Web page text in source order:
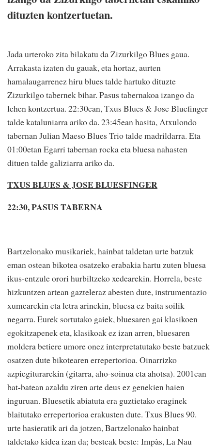
dituzten kontzertuetan.
Jada urteroko zita bilakatu da Zizurkilgo Blues gaua.
Arrakasta izaten du gauak, eta hortaz, aurten
hamalaugarrenez hiru blues talde hartuko dituzte
Zizurkilgo tabernek bihar. Pasus tabernakoa izango da
lehen kontzertua. 22:30ean, Txus Blues & Jose Bluefinger
talde kataluniarra ariko da. 23:45ean hasita, Atxulondo
tabernan Julian Maeso Blues Trio talde madrildarra. Eta
01:00etan Egarri tabernan rocka eta bluesa nahasten
dituen talde galiziarra ariko da.
TXUS BLUES & JOSE BLUESFINGER
22:30, PASUS TABERNA
Bartzelonako musikariek, hainbat taldetan urte batzuk
eman ostean bikotea osatzeko erabakia hartu zuten bluesa
ikus-entzule orori hurbiltzeko xedearekin. Horrela, beste
hizkuntzen artean gazteleraz abesten dute, instrumentazio
xumearekin eta letra arinekin, bluesa ez baita soilik
negarra. Eurek sortutako gaiek, bluesaren gai klasikoen
egokitzapenek eta, klasikoak ez izan arren, bluesaren
moldera betiere umore onez interpretatutako beste batzuek
osatzen dute bikotearen errepertorioa. Oinarrizko
azpiegiturarekin (gitarra, aho-soinua eta ahotsa). 2001ean
bat-batean azaldu ziren arte deus ez genekien haien
inguruan. Bluesetik abiatuta era guztietako eraginek
blaitutako errepertorioa erakusten dute. Txus Blues 90.
urte hasieratik ari da jotzen, Bartzelonako hainbat
taldetako kidea izan da; besteak beste: Impàs, La Nau